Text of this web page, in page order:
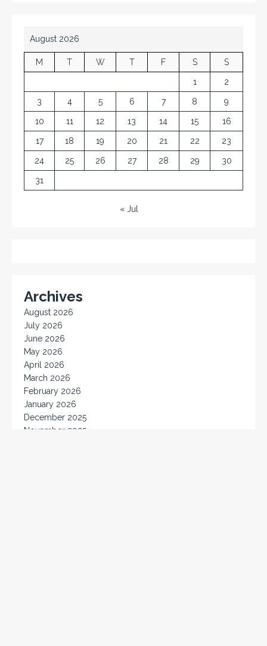
August 2026
M T W T F S S
1 2
3 4 5 6 7 8 9
10 11 12 13 14 15 16
17 18 19 20 21 22 23
24 25 26 27 28 29 30
31
« Jul
Archives
August 2026
July 2026
June 2026
May 2026
April 2026
March 2026
February 2026
January 2026
December 2025
November 2025